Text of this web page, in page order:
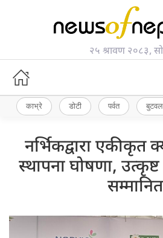
२५ श्रावण २०८३,
काभ्रे डोटी पर्वत बुटवल
नर्भिकद्वारा एकीकृत
स्थापना घोषणा, उत्कृष्ट
सम्मानित